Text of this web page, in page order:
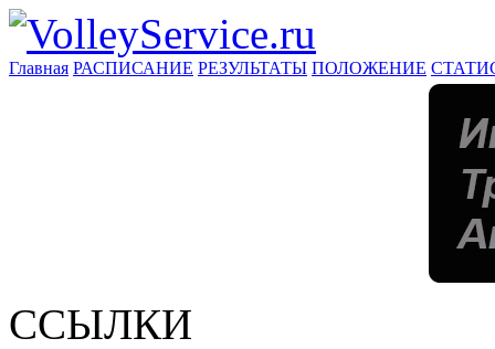
Главная РАСПИСАНИЕ РЕЗУЛЬТАТЫ ПОЛОЖЕНИЕ
ССЫЛКИ